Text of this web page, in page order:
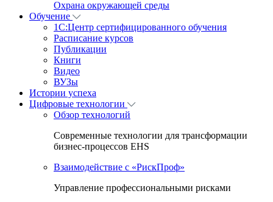
Охрана окружающей среды
Обучение
1C:Центр сертифицированного обучения
Расписание курсов
Публикации
Книги
Видео
ВУЗы
Истории успеха
Цифровые технологии
Обзор технологий
Современные технологии для трансформации
бизнес-процессов EHS
Взаимодействие с «РискПроф»
Управление профессиональными рисками